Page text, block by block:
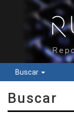
Buscar
Buscar